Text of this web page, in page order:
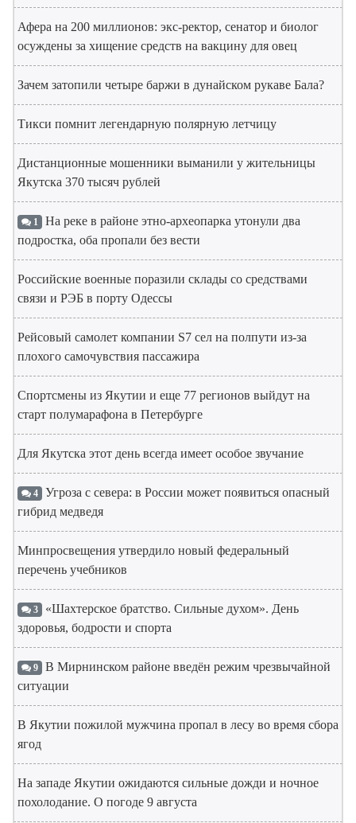
Афера на 200 миллионов: экс-ректор, сенатор и биолог
осуждены за хищение средств на вакцину для овец
Зачем затопили четыре баржи в дунайском рукаве Бала?
Тикси помнит легендарную полярную летчицу
Дистанционные мошенники выманили у жительницы
Якутска 370 тысяч рублей
1 На реке в районе этно-археопарка утонули два
подростка, оба пропали без вести
Российские военные поразили склады со средствами
связи и РЭБ в порту Одессы
Рейсовый самолет компании S7 сел на полпути из-за
плохого самочувствия пассажира
Спортсмены из Якутии и еще 77 регионов выйдут на
старт полумарафона в Петербурге
Для Якутска этот день всегда имеет особое звучание
4 Угроза с севера: в России может появиться опасный
гибрид медведя
Минпросвещения утвердило новый федеральный
перечень учебников
3 «Шахтерское братство. Сильные духом». День
здоровья, бодрости и спорта
9 В Мирнинском районе введён режим чрезвычайной
ситуации
В Якутии пожилой мужчина пропал в лесу во время сбора
ягод
На западе Якутии ожидаются сильные дожди и ночное
похолодание. О погоде 9 августа